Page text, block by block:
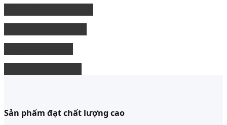
Sản phẩm đạt chất lượng cao